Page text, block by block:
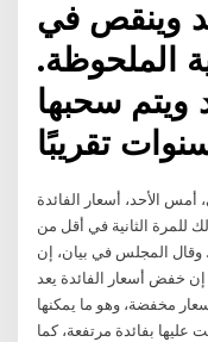
وينقص في
الملحوظة.
ويتم سحبها
الأحد، أسعار الفائدة
بين صفر و0.25%، وذلك للمرة الثانية في أقل من
وقال المجلس في بيان، إن
خفض أسعار الفائدة يعد
مخفضة، وهو ما يمكنها
بفائدة مرتفعة، كما